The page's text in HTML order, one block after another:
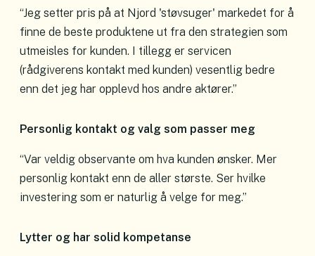
“Jeg setter pris på at Njord 'støvsuger' markedet for å
finne de beste produktene ut fra den strategien som
utmeisles for kunden. I tillegg er servicen
(rådgiverens kontakt med kunden) vesentlig bedre
enn det jeg har opplevd hos andre aktører.”
Personlig kontakt og valg som passer meg
“Var veldig observante om hva kunden ønsker. Mer
personlig kontakt enn de aller største. Ser hvilke
investering som er naturlig å velge for meg.”
Lytter og har solid kompetanse